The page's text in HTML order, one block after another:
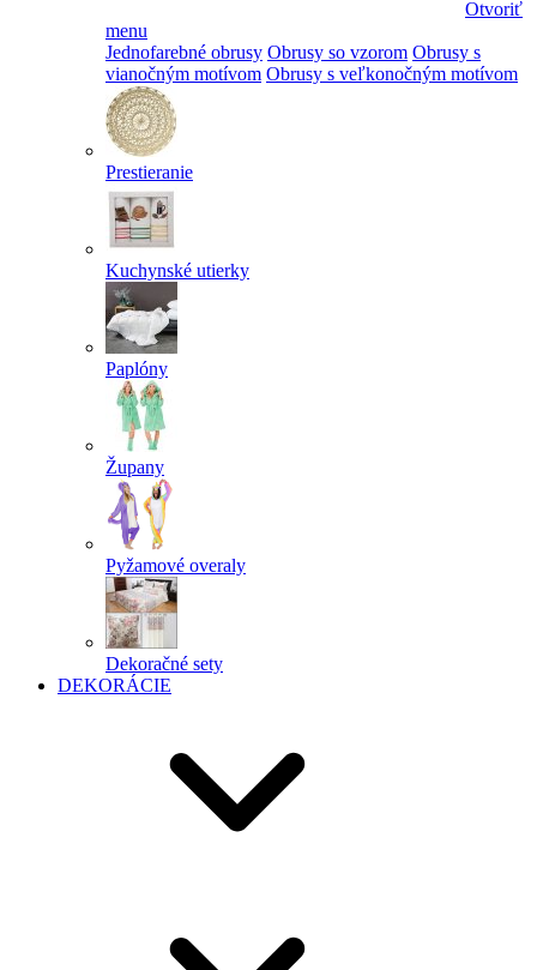
Otvoriť
menu
Jednofarebné obrusy Obrusy so vzorom Obrusy s
vianočným motívom Obrusy s veľkonočným motívom
Prestieranie
Kuchynské utierky
Paplóny
Župany
Pyžamové overaly
Dekoračné sety
DEKORÁCIE